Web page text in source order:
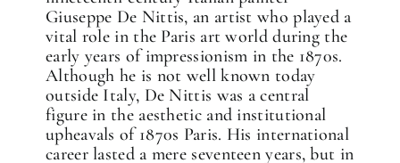
Giuseppe De Nittis, an artist who played a
vital role in the Paris art world during the
early years of impressionism in the 1870s.
Although he is not well known today
outside Italy, De Nittis was a central
figure in the aesthetic and institutional
upheavals of 1870s Paris. His international
career lasted a mere seventeen years, but in